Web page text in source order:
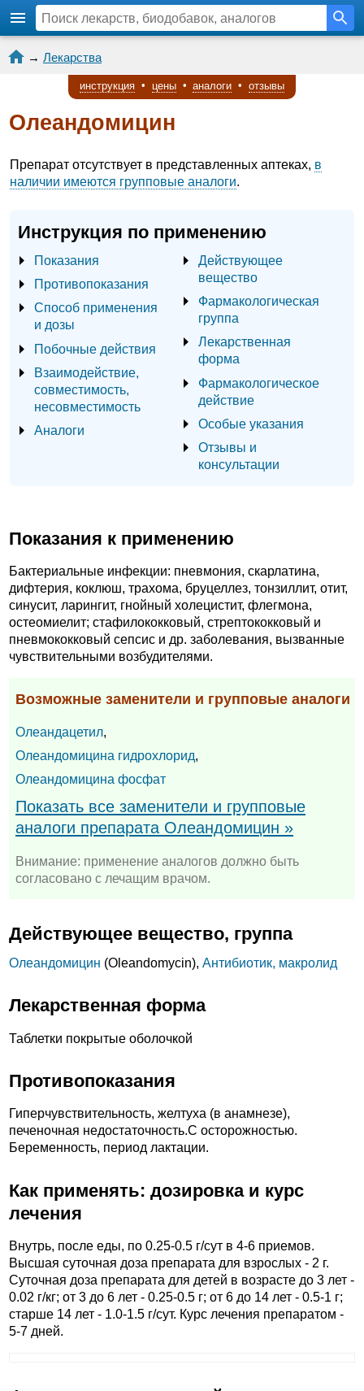
→ Лекарства
инструкция • цены • аналоги • отзывы
Олеандомицин
Препарат отсутствует в представленных аптеках, в
наличии имеются групповые аналоги.
Инструкция по применению
Показания
Противопоказания
Способ применения
и дозы
Побочные действия
Взаимодействие,
совместимость,
несовместимость
Аналоги
Действующее
вещество
Фармакологическая
группа
Лекарственная
форма
Фармакологическое
действие
Особые указания
Отзывы и
консультации
Показания к применению
Бактериальные инфекции: пневмония, скарлатина,
дифтерия, коклюш, трахома, бруцеллез, тонзиллит, отит,
синусит, ларингит, гнойный холецистит, флегмона,
остеомиелит; стафилококковый, стрептококковый и
пневмококковый сепсис и др. заболевания, вызванные
чувствительными возбудителями.
Возможные заменители и групповые аналоги
Олеандацетил,
Олеандомицина гидрохлорид,
Олеандомицина фосфат
Показать все заменители и групповые
аналоги препарата Олеандомицин »
Внимание: применение аналогов должно быть
согласовано с лечащим врачом.
Действующее вещество, группа
Олеандомицин (Oleandomycin), Антибиотик, макролид
Лекарственная форма
Таблетки покрытые оболочкой
Противопоказания
Гиперчувствительность, желтуха (в анамнезе),
печеночная недостаточность.C осторожностью.
Беременность, период лактации.
Как применять: дозировка и курс
лечения
Внутрь, после еды, по 0.25-0.5 г/сут в 4-6 приемов.
Высшая суточная доза препарата для взрослых - 2 г.
Суточная доза препарата для детей в возрасте до 3 лет -
0.02 г/кг; от 3 до 6 лет - 0.25-0.5 г; от 6 до 14 лет - 0.5-1 г;
старше 14 лет - 1.0-1.5 г/сут. Курс лечения препаратом -
5-7 дней.